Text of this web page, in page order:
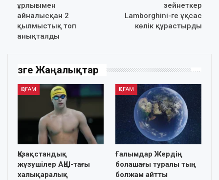
ұрлығымен
айналысқан 2
қылмыстық топ
анықталды
зейнеткер
Lamborghini-ге ұқсас
көлік құрастырды
Өзге Жаңалықтар
ҚОҒАМ
Қазақстандық
жүзушілер АҚШ-тағы
халықаралық
ҚОҒАМ
Ғалымдар Жердің
болашағы туралы тың
болжам айтты